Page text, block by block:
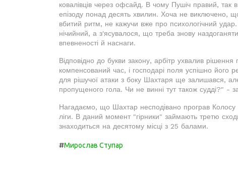
ковалівців через офсайд. В чому Пушіч правий,
епізоду понад десять хвилин. Хоча не виключено,
вбитий ритм, не кажучи вже про психологічний
нічийний, а з'ясувалося, що треба знову
впевненості й наснаги.
Відповідно до букви закону, арбітр ухвалив
компенсований час, і господарі поля успішно його
для рішучої атаки з боку Шахтаря ще залишався,
пропущеного гола. Чи не винні тут також судді?" -
Нагадаємо, що Шахтар несподівано програв Колосу
ліги. В даний момент "гірники" займають третю
знаходиться на десятому місці з 25 балами.
#Мирослав Ступар